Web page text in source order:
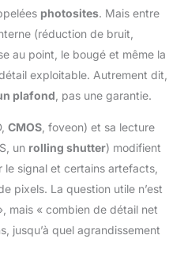
photosites. Mais entre
(réduction de bruit,
au point, le bougé et même la
exploitable. Autrement dit,
plafond , pas une garantie.
CMOS , foveon) et sa lecture
un rolling shutter) modifient
signal et certains artefacts,
pixels. La question utile n’est
mais « combien de détail net
jusqu’à quel agrandissement